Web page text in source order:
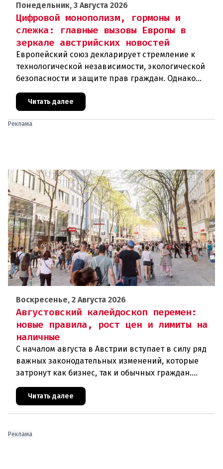
Понедельник, 3 Августа 2026
Цифровой монополизм, гормоны и
слежка: главные вызовы Европы в
зеркале австрийских новостей
Европейский союз декларирует стремление к
технологической независимости, экологической
безопасности и защите прав граждан. Однако
последние события в Австрии и решение
Брюсселя показывают: реальная п
Читать далее
Реклама
Воскресенье, 2 Августа 2026
Августовский калейдоскоп перемен:
новые правила, рост цен и лимиты на
наличные
С началом августа в Австрии вступает в силу ряд
важных законодательных изменений, которые
затронут как бизнес, так и обычных граждан.
Ключевые нововведения сконцентрированы в
строительном секторе и сф
Читать далее
Реклама